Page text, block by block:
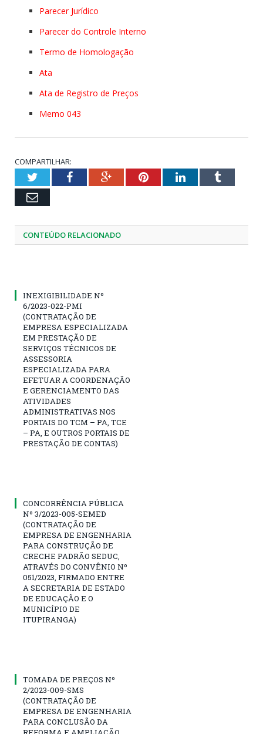
Parecer Jurídico
Parecer do Controle Interno
Termo de Homologação
Ata
Ata de Registro de Preços
Memo 043
COMPARTILHAR:
TwitterFacebookGoogle+PinterestLinkedInTumblr
Email
CONTEÚDO RELACIONADO
INEXIGIBILIDADE Nº
6/2023-022-PMI
(CONTRATAÇÃO DE
EMPRESA ESPECIALIZADA
EM PRESTAÇÃO DE
SERVIÇOS TÉCNICOS DE
ASSESSORIA
ESPECIALIZADA PARA
EFETUAR A COORDENAÇÃO
E GERENCIAMENTO DAS
ATIVIDADES
ADMINISTRATIVAS NOS
PORTAIS DO TCM – PA, TCE
– PA, E OUTROS PORTAIS DE
PRESTAÇÃO DE CONTAS)
CONCORRÊNCIA PÚBLICA
Nº 3/2023-005-SEMED
(CONTRATAÇÃO DE
EMPRESA DE ENGENHARIA
PARA CONSTRUÇÃO DE
CRECHE PADRÃO SEDUC,
ATRAVÉS DO CONVÊNIO Nº
051/2023, FIRMADO ENTRE
A SECRETARIA DE ESTADO
DE EDUCAÇÃO E O
MUNICÍPIO DE
ITUPIRANGA)
TOMADA DE PREÇOS Nº
2/2023-009-SMS
(CONTRATAÇÃO DE
EMPRESA DE ENGENHARIA
PARA CONCLUSÃO DA